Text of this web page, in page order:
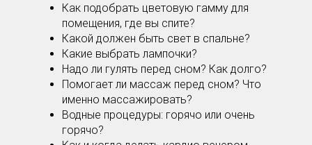
Как подобрать цветовую гамму для
помещения, где вы спите?
Какой должен быть свет в спальне?
Какие выбрать лампочки?
Надо ли гулять перед сном? Как долго?
Помогает ли массаж перед сном? Что
именно массажировать?
Водные процедуры: горячо или очень
горячо?